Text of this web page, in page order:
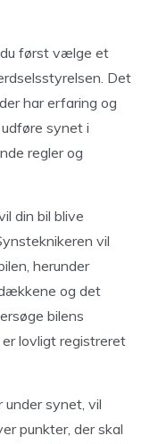
du først vælge et
Det
har erfaring og
synet i
regler og
din bil blive
vil
herunder
og det
bilens
lovligt registreret
under synet, vil
punkter, der skal